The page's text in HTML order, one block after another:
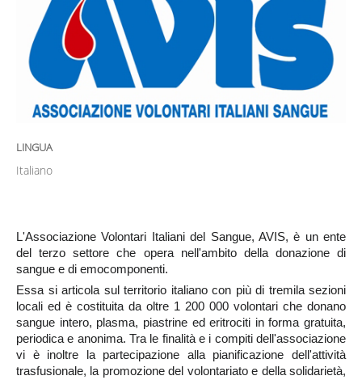
LINGUA
Italiano
L'Associazione Volontari Italiani del Sangue, AVIS, è un ente
del terzo settore che opera nell'ambito della donazione di
sangue e di emocomponenti.
Essa si articola sul territorio italiano con più di tremila sezioni
locali ed è costituita da oltre 1 200 000 volontari che donano
sangue intero, plasma, piastrine ed eritrociti in forma gratuita,
periodica e anonima. Tra le finalità e i compiti dell'associazione
vi è inoltre la partecipazione alla pianificazione dell'attività
trasfusionale, la promozione del volontariato e della solidarietà,